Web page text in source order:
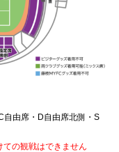
自由席・D自由席北側・S
の観戦はできません